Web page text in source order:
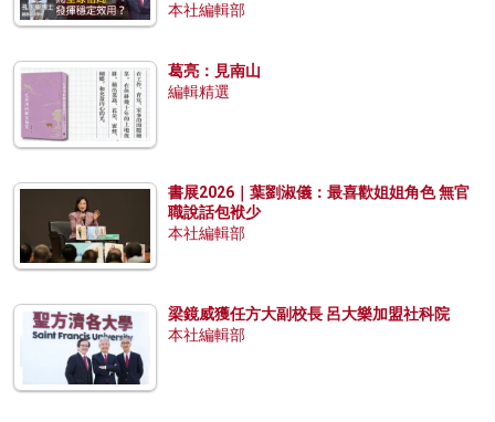
本社編輯部
葛亮：見南山
編輯精選
書展2026｜葉劉淑儀：最喜歡姐姐角色 無官
職說話包袱少
本社編輯部
梁鏡威獲任方大副校長 呂大樂加盟社科院
本社編輯部